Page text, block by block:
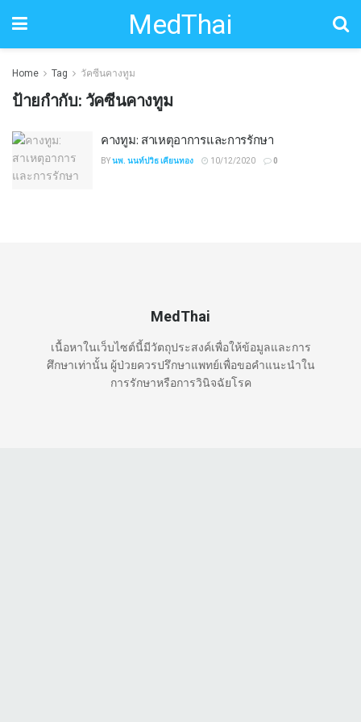
MedThai
Home Tag วัคซีนคางทูม
ป้ายกำกับ: วัคซีนคางทูม
คางทูม: สาเหตุอาการและการรักษา
BYนพ. นนท์ปวิธ เคียนทอง 10/12/2020 0
MedThai
เนื้อหาในเว็บไซต์นี้มีวัตถุประสงค์เพื่อให้ข้อมูลและการ
ศึกษาเท่านั้น ผู้ป่วยควรปรึกษาแพทย์เพื่อขอคำแนะนำใน
การรักษาหรือการวินิจฉัยโรค